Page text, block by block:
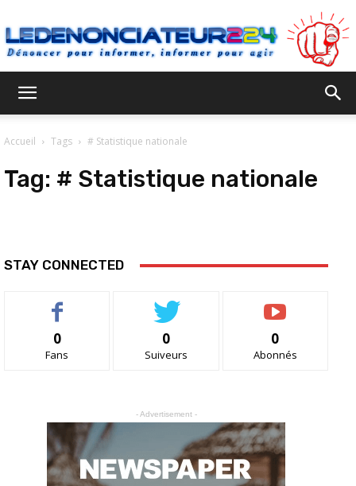
Accueil Tags # Statistique nationale
Tag: # Statistique nationale
STAY CONNECTED
0
Fans
0
Suiveurs
0
Abonnés
- Advertisement -